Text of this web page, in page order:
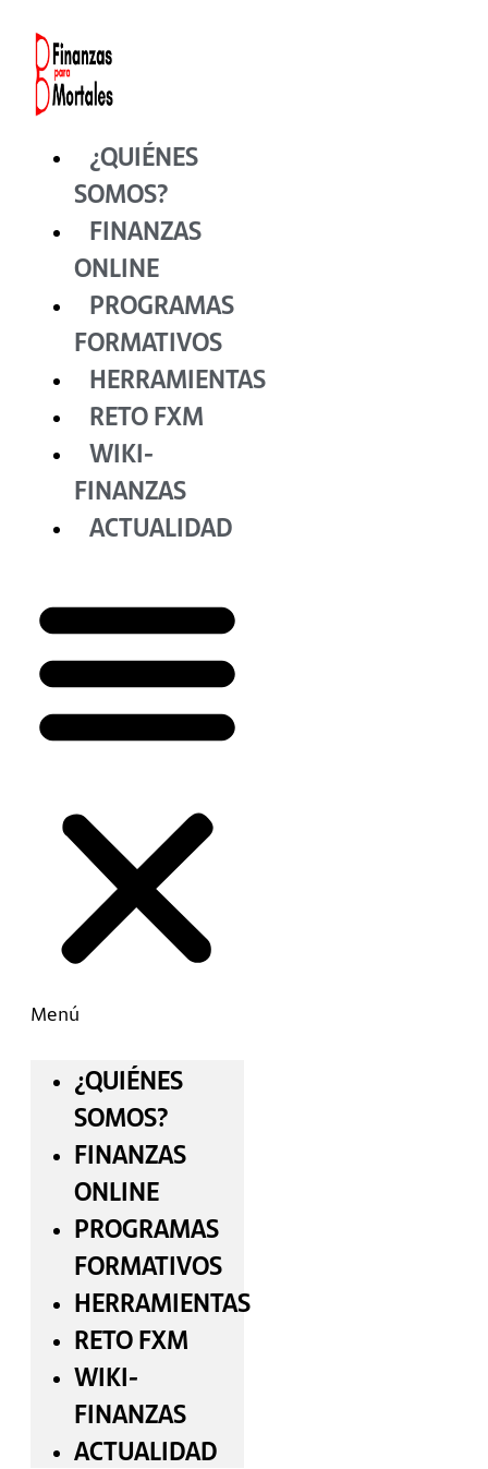
contenido
¿QUIÉNES
SOMOS?
FINANZAS
ONLINE
PROGRAMAS
FORMATIVOS
HERRAMIENTAS
RETO FXM
WIKI-
FINANZAS
ACTUALIDAD
Menú
¿QUIÉNES
SOMOS?
FINANZAS
ONLINE
PROGRAMAS
FORMATIVOS
HERRAMIENTAS
RETO FXM
WIKI-
FINANZAS
ACTUALIDAD